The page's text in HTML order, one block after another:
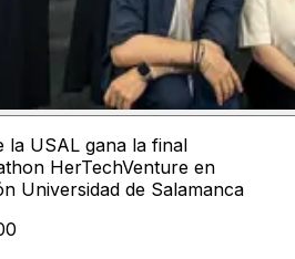
la USAL gana la final
HerTechVenture en
Universidad de Salamanca